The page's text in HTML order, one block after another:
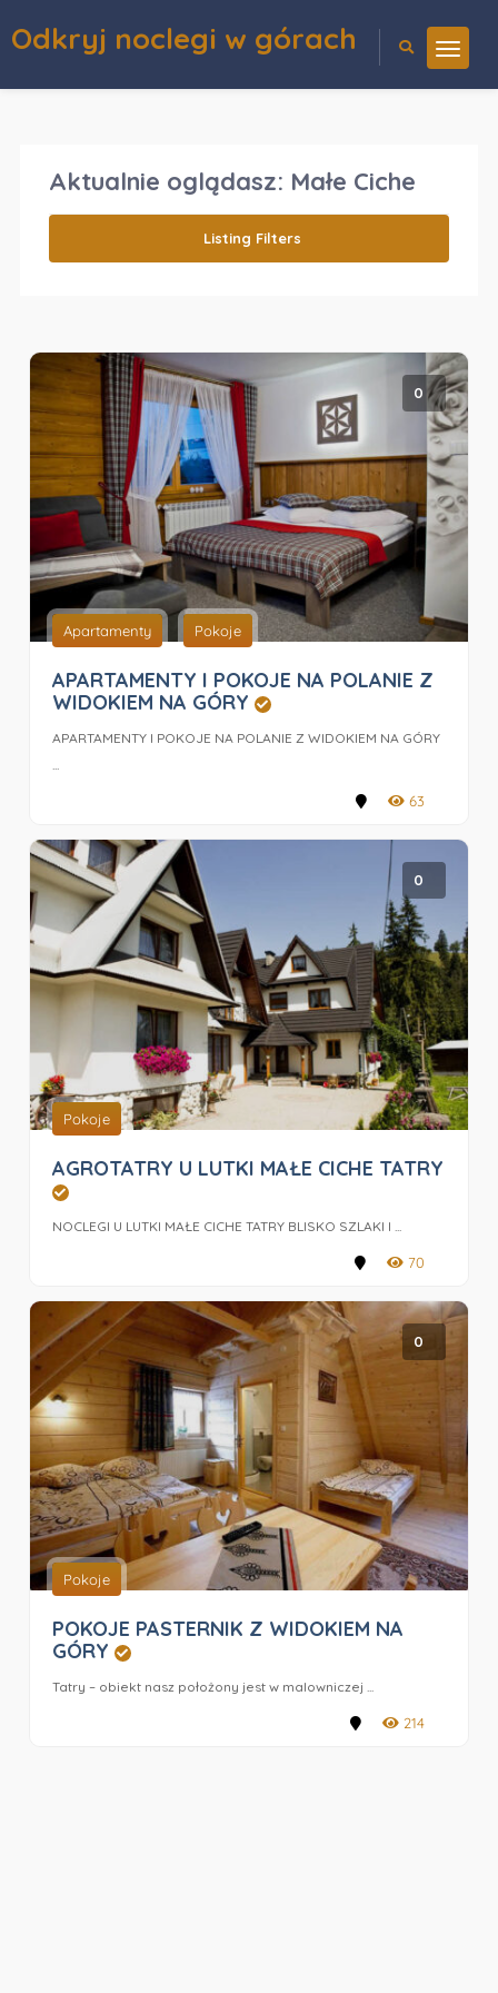
Odkryj noclegi w górach
Aktualnie oglądasz: Małe Ciche
Listing Filters
0
Apartamenty Pokoje
APARTAMENTY I POKOJE NA POLANIE Z
WIDOKIEM NA GÓRY
APARTAMENTY I POKOJE NA POLANIE Z WIDOKIEM NA GÓRY
...
63
0
Pokoje
AGROTATRY U LUTKI MAŁE CICHE TATRY
NOCLEGI U LUTKI MAŁE CICHE TATRY BLISKO SZLAKI I ...
70
0
Pokoje
POKOJE PASTERNIK Z WIDOKIEM NA
GÓRY
Tatry – obiekt nasz położony jest w malowniczej ...
214